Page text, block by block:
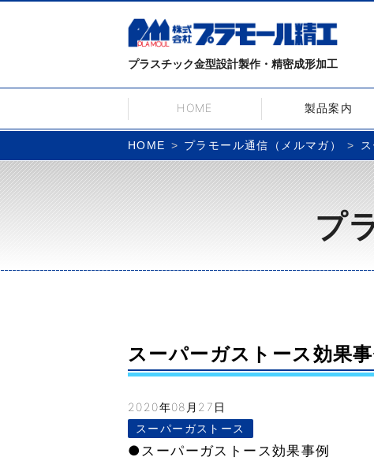
プラスチック金型設計製作・精密成形加工
HOME 製品案内
HOME プラモール通信（メルマガ）
プ
スーパーガストース効果
2020年08月27日
スーパーガストース
●スーパーガストース効果事例